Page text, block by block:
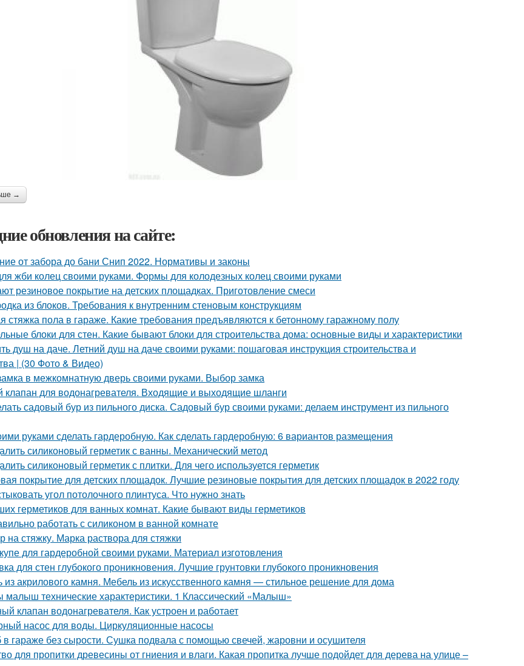
→
обновления на сайте:
от забора до бани Снип 2022. Нормативы и законы
жби колец своими руками. Формы для колодезных колец своими руками
резиновое покрытие на детских площадках. Приготовление смеси
из блоков. Требования к внутренним стеновым конструкциям
стяжка пола в гараже. Какие требования предъявляются к бетонному гаражному полу
блоки для стен. Какие бывают блоки для строительства дома: основные виды и характеристики
душ на даче. Летний душ на даче своими руками: пошаговая инструкция строительства и
| (30 Фото & Видео)
в межкомнатную дверь своими руками. Выбор замка
клапан для водонагревателя. Входящие и выходящие шланги
садовый бур из пильного диска. Садовый бур своими руками: делаем инструмент из пильного
руками сделать гардеробную. Как сделать гардеробную: 6 вариантов размещения
силиконовый герметик с ванны. Механический метод
силиконовый герметик с плитки. Для чего используется герметик
покрытие для детских площадок. Лучшие резиновые покрытия для детских площадок в 2022 году
угол потолочного плинтуса. Что нужно знать
герметиков для ванных комнат. Какие бывают виды герметиков
работать с силиконом в ванной комнате
на стяжку. Марка раствора для стяжки
для гардеробной своими руками. Материал изготовления
для стен глубокого проникновения. Лучшие грунтовки глубокого проникновения
из акрилового камня. Мебель из искусственного камня — стильное решение для дома
малыш технические характеристики. 1 Классический «Малыш»
клапан водонагревателя. Как устроен и работает
насос для воды. Циркуляционные насосы
в гараже без сырости. Сушка подвала с помощью свечей, жаровни и осушителя
для пропитки древесины от гниения и влаги. Какая пропитка лучше подойдет для дерева на улице –